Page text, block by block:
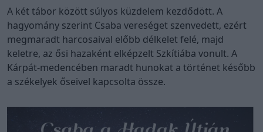
A két tábor között súlyos küzdelem kezdődött. A
hagyomány szerint Csaba vereséget szenvedett, ezért
megmaradt harcosaival előbb délkelet felé, majd
keletre, az ősi hazaként elképzelt Szkítiába vonult. A
Kárpát-medencében maradt hunokat a történet később
a székelyek őseivel kapcsolta össze.